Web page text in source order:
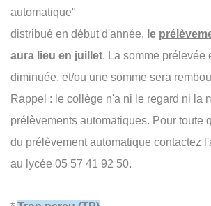
automatique"
distribué en début d'année, le
aura lieu en juillet. La somme prélevée
diminuée, et/ou une somme sera
Rappel : le collège n'a ni le regard ni la
prélèvements automatiques. Pour toute
du prélèvement automatique contactez
au lycée 05 57 41 92 50.